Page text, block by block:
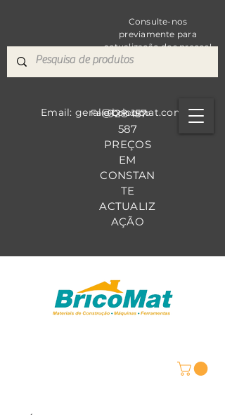
Consulte-nos
previamente para
actualização dos preços!
928 157
587
PREÇOS
EM
CONSTAN
TE
ACTUALIZ
AÇÃO
Fale Conosco
Email: geral@bricomat.com